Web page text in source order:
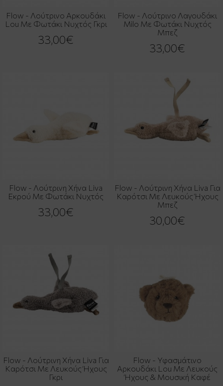
Flow - Λούτρινο Αρκουδάκι
Lou Με Φωτάκι Νυχτός Γκρι
33,00€
Flow - Λούτρινο Λαγουδάκι
Milo Με Φωτάκι Νυχτός
Μπεζ
33,00€
Flow - Λούτρινη Χήνα Liva
Εκρού Με Φωτάκι Νυχτός
33,00€
Flow - Λούτρινη Χήνα Liva Για
Καρότσι Με Λευκούς Ήχους
Μπεζ
30,00€
Flow - Λούτρινη Χήνα Liva Για
Καρότσι Με Λευκούς Ήχους
Γκρι
Flow - Υφασμάτινο
Αρκουδάκι Lou Με Λευκούς
Ήχους & Μουσική Καφέ